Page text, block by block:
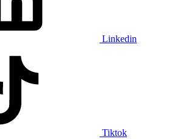
Linkedin
Tiktok